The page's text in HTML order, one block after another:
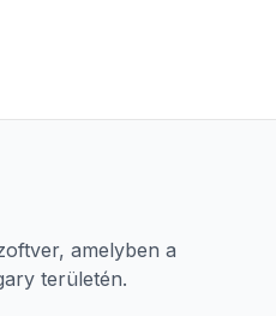
amelyben a
területén.